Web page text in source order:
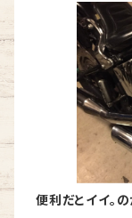
便利だとイイ。